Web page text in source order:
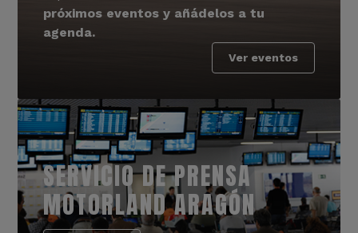
próximos eventos y añádelos a tu
agenda.
Ver eventos
SERVICIO DE PRENSA
MOTORLAND ARAGÓN